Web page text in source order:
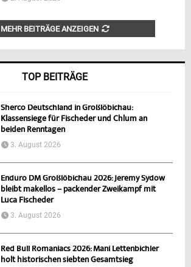
MEHR BEITRÄGE ANZEIGEN
TOP BEITRÄGE
Sherco Deutschland in Großlöbichau:
Klassensiege für Fischeder und Chlum an
beiden Renntagen
3. August 2026
Enduro DM Großlöbichau 2026: Jeremy Sydow
bleibt makellos – packender Zweikampf mit
Luca Fischeder
3. August 2026
Red Bull Romaniacs 2026: Mani Lettenbichler
holt historischen siebten Gesamtsieg